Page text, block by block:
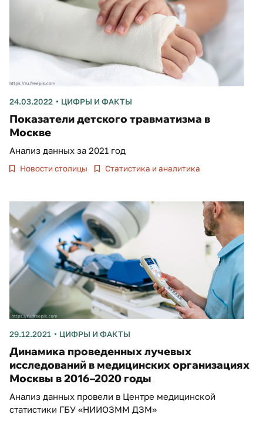
24.03.2022 ЦИФРЫ И ФАКТЫ
Показатели детского травматизма в
Москве
Анализ данных за 2021 год
Новости столицы Статистика и аналитика
29.12.2021 ЦИФРЫ И ФАКТЫ
Динамика проведенных лучевых
исследований в медицинских организациях
Москвы в 2016–2020 годы
Анализ данных провели в Центре медицинской
статистики ГБУ «НИИОЗММ ДЗМ»